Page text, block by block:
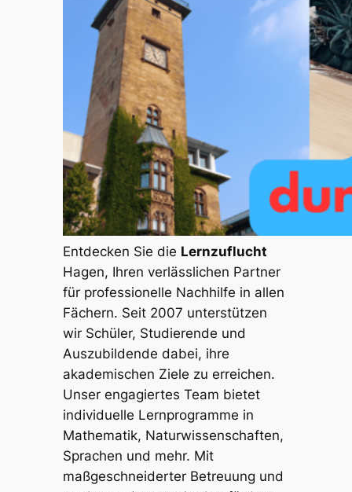
Entdecken Sie die Lernzuflucht
Hagen, Ihren verlässlichen Partner
für professionelle Nachhilfe in allen
Fächern. Seit 2007 unterstützen
wir Schüler, Studierende und
Auszubildende dabei, ihre
akademischen Ziele zu erreichen.
Unser engagiertes Team bietet
individuelle Lernprogramme in
Mathematik, Naturwissenschaften,
Sprachen und mehr. Mit
maßgeschneiderter Betreuung und